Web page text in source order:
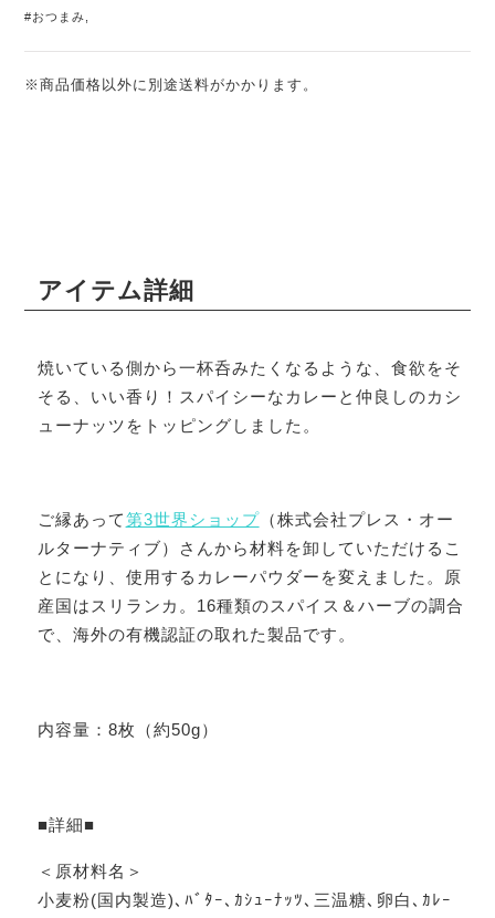
#おつまみ
※商品価格以外に別途送料がかかります。
アイテム詳細
焼いている側から一杯呑みたくなるような、食欲をそ
そる、いい香り！スパイシーなカレーと仲良しのカシ
ューナッツをトッピングしました。
ご縁あって第3世界ショップ（株式会社プレス・オー
ルターナティブ）さんから材料を卸していただけるこ
とになり、使用するカレーパウダーを変えました。原
産国はスリランカ。16種類のスパイス＆ハーブの調合
で、海外の有機認証の取れた製品です。
内容量：8枚（約50g）
■詳細■
＜原材料名＞
小麦粉(国内製造)､ﾊﾞﾀｰ､ｶｼｭｰﾅｯﾂ､三温糖､卵白､ｶﾚｰ